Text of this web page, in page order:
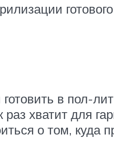
в пол-
хватит для
о том, куда